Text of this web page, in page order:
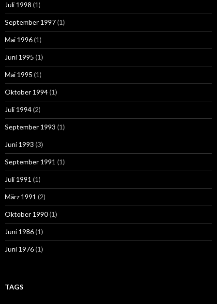
Juli 1998 (1)
September 1997(1)
Mai 1996(1)
Juni 1995 (1)
Mai 1995 (1)
Oktober 1994(1)
Juli 1994(2)
September 1993 (1)
Juni 1993 (3)
September 1991 (1)
Juli 1991 (1)
März 1991 (2)
Oktober 1990(1)
Juni 1986(1)
Juni 1976(1)
TAGS